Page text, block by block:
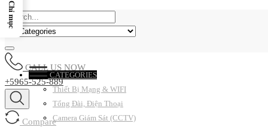
CALL US NOW
+5965-525-889
Compare
CATEGORIES
Thiết Bị Mạng & WIFI
Tổng Đài, Điện Thoại
Camera Giám Sát (CCTV)
Chỉ mục